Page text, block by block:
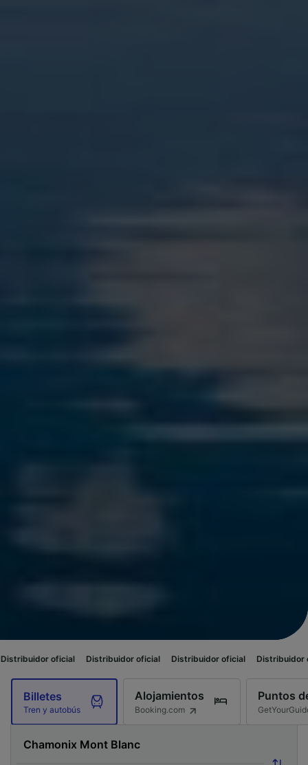
Distribuidor oficial Distribuidor oficial Distribuidor oficial
Billetes
Tren y autobús
Alojamientos
Booking.com
Puntos